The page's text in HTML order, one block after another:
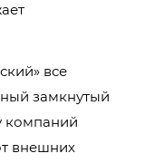
все
замкнутый
компаний
внешних